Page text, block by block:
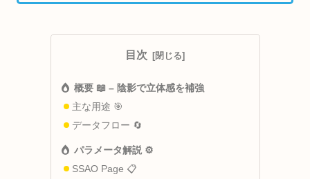
目次
概要 📖 – 陰影で立体感を補強
主な用途 🎯
データフロー 🔄
パラメータ解説 ⚙️
SSAO Page 📋